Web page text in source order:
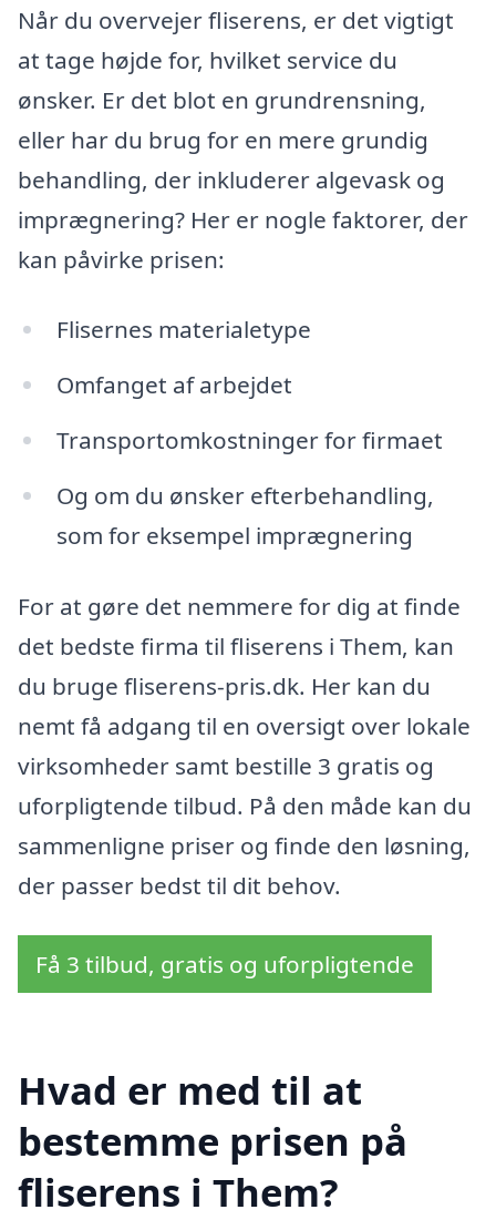
Når du overvejer fliserens, er det vigtigt
at tage højde for, hvilket service du
ønsker. Er det blot en grundrensning,
eller har du brug for en mere grundig
behandling, der inkluderer algevask og
imprægnering? Her er nogle faktorer, der
kan påvirke prisen:
Flisernes materialetype
Omfanget af arbejdet
Transportomkostninger for firmaet
Og om du ønsker efterbehandling,
som for eksempel imprægnering
For at gøre det nemmere for dig at finde
det bedste firma til fliserens i Them, kan
du bruge fliserens-pris.dk. Her kan du
nemt få adgang til en oversigt over lokale
virksomheder samt bestille 3 gratis og
uforpligtende tilbud. På den måde kan du
sammenligne priser og finde den løsning,
der passer bedst til dit behov.
Få 3 tilbud, gratis og uforpligtende
Hvad er med til at
bestemme prisen på
fliserens i Them?